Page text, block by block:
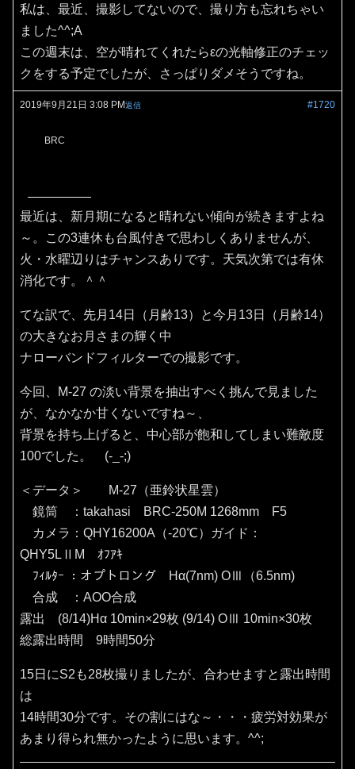
私は、最近、撮影してないので、撮り方も忘れちゃい
ました^^;A
この週末は、空が晴れてくれたらεの光軸修正のチェッ
クをする予定でしたが、さっぱりダメそうですね。
2019年9月21日 3:08 PM #1720
返信
BRC
最近は、新月期になると晴れない傾向が続きますよね
～。この3連休も台風付きで思わしくありませんが、
火・水曜辺りはチャンスありです。天気次第では有休
消化です。＾＾
てな訳で、先月14日（月齢13）と今月13日（月齢14）
の大きなお月さまの輝く中
ナローバンドフィルターでの撮影です。
今回、M-27 の淡い背景を抽出すべく挑んで見ました
が、なかなか甘くないですね～、
背景を持ち上げると、中心部が飽和してしまい難敵度
100でした。 (-_-;)
＜データ＞ M-27（亜鈴状星雲）
鏡筒 ：takahasi BRC-250M 1268mm F5
カメラ：QHY16200A（‐20℃）ガイド：
QHY5LⅡM ｵﾌｱｷ
ﾌｨﾙﾀｰ ：オプトロング Hα(7nm) OⅢ（6.5nm)
合成 ：AOO合成
露出 (8/14)Hα 10min×29枚 (9/14) OⅢ 10min×30枚
総露出時間 9時間50分
15日にS2も28枚撮りましたが、合わせますと露出時間
は
14時間30分です。その割にはな～・・・疲労対効果が
あまり得られ無かったように思います。^^;